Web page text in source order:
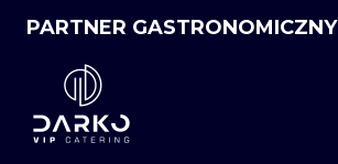
PARTNER GASTRONOMICZNY